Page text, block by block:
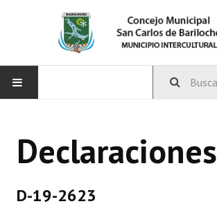
CONCEJO
Declaraciones
D-19-2623